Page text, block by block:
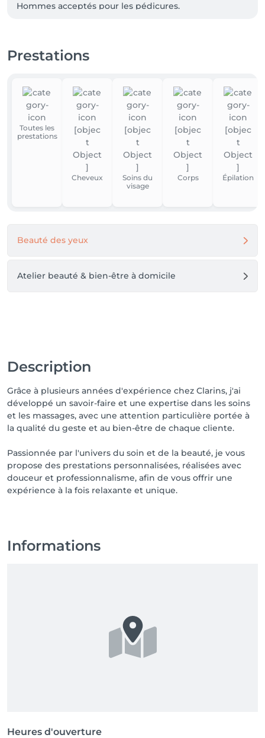
Hommes acceptés pour les pédicures.
devant l’institut afin de stationner votre véhicule en
toute tranquillité durant votre rendez-vous
❌ RETARD & ANNULATION:
Prévenir au minimum 24h en avance en cas
💳 PAIEMENT:
Nous ne possédons pas d'appareil Bancontact - Vous
renseignement merci de nous contacter par
page Instagram
Prestations
Toutes les
prestations
Cheveux
Soins du
visage
Corps Épilation
Beauté des yeux
Atelier beauté & bien-être à domicile
Description
Grâce à plusieurs années d'expérience chez Clarins, j'ai
développé un savoir-faire et une expertise dans les soins
et les massages, avec une attention particulière portée à
la qualité du geste et au bien-être de chaque cliente.
Passionnée par l'univers du soin et de la beauté, je vous
propose des prestations personnalisées, réalisées avec
douceur et professionnalisme, afin de vous offrir une
expérience à la fois relaxante et unique.
Informations
Heures d'ouverture